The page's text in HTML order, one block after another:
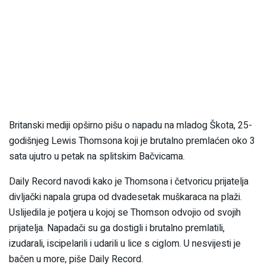
Britanski mediji opširno pišu o napadu na mladog Škota, 25-
godišnjeg Lewis Thomsona koji je brutalno premlaćen oko 3
sata ujutro u petak na splitskim Bačvicama.
Daily Record navodi kako je Thomsona i četvoricu prijatelja
divljački napala grupa od dvadesetak muškaraca na plaži.
Uslijedila je potjera u kojoj se Thomson odvojio od svojih
prijatelja. Napadači su ga dostigli i brutalno premlatili,
izudarali, iscipelarili i udarili u lice s ciglom. U nesvijesti je
bačen u more, piše Daily Record.